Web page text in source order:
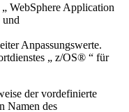
WebSphere Application
und
Anpassungswerte.
„ z/OS® “ für
der vordefinierte
Namen des